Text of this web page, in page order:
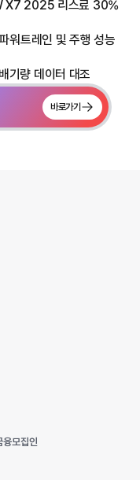
X7 2025 리스료 30%
트레인 및 주행 성능
기량 데이터 대조
바로가기
융모집인